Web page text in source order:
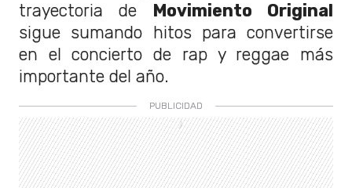
trayectoria de Movimiento Original
sigue sumando hitos para convertirse
en el concierto de rap y reggae más
importante del año.